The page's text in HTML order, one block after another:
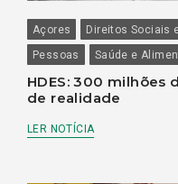
Açores Direitos Sociais
Pessoas
Saúde e
HDES: 300 milhões
de realidade
LER NOTÍCIA